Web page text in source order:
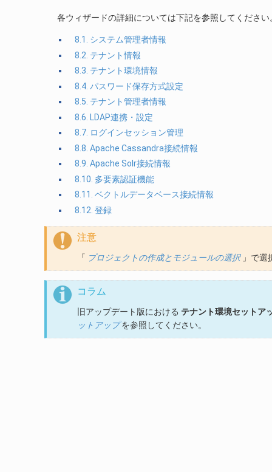
各ウィザードの詳細については下記を参照してください
8.1. システム管理者情報
8.2. テナント情報
8.3. テナント環境情報
8.4. パスワード保存方式設定
8.5. テナント管理者情報
8.6. LDAP連携・設定
8.7. ログインセッション管理
8.8. Apache Cassandra接続情報
8.9. Apache Solr接続情報
8.10. 多要素認証機能
8.11. ベクトルデータベース接続情報
8.12. 登録
注意
「 プロジェクトの作成とモジュールの選択」で選
コラム
旧アップデート版における テナント環境セットア
ットアップを参照してください。